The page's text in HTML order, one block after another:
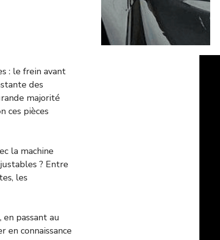
: le frein avant
des
majorité
ces pièces
la machine
? Entre
les
passant au
en connaissance